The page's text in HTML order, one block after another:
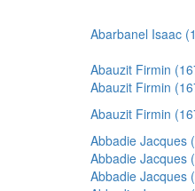
Abarbanel Isaac
Abauzit Firmin
Abauzit Firmin
Abauzit Firmin
Abbadie Jacques
Abbadie Jacques
Abbadie Jacques